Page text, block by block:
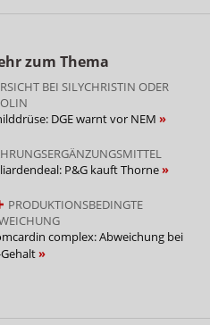
zum Thema
BEI SILYCHRISTIN ODER
DGE warnt vor NEM
P&G kauft Thorne
PRODUKTIONSBEDINGTE
complex: Abweichung bei